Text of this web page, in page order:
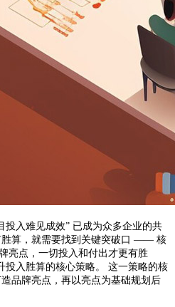
投入难见成效” 已成为众多企业的共
胜算，就需要找到关键突破口 —— 核
亮点，一切投入和付出才更有胜
投入胜算的核心策略。 这一策略的核
品牌亮点，再以亮点为基础规划后